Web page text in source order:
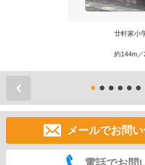
廿軒家小
約144m／
メールでお問